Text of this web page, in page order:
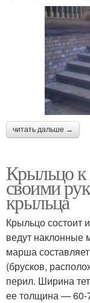
читать дальше →
Крыльцо к
своими
крыльца
Крыльцо состоит
ведут наклонные
марша
(брусков,
перил. Ширина
ее толщина — 60-